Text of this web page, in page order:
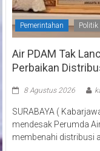
Pemerintahan Politik
Air PDAM Tak
Perbaikan
8 Agustus 2026
SURABAYA (
mendesak Perumda
membenahi distribusi